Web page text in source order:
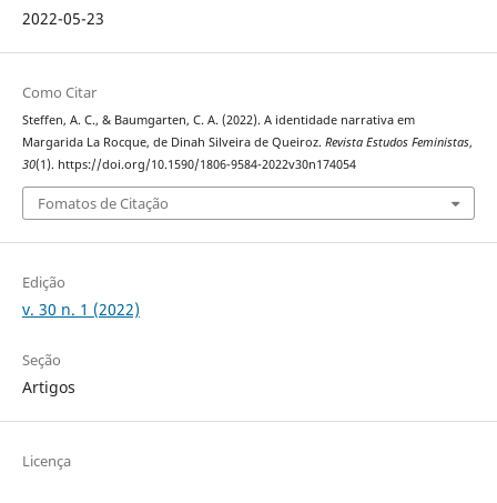
2022-05-23
Como Citar
Steffen, A. C., & Baumgarten, C. A. (2022). A identidade narrativa em
Margarida La Rocque, de Dinah Silveira de Queiroz. Revista Estudos Feministas,
30(1). https://doi.org/10.1590/1806-9584-2022v30n174054
Fomatos de Citação
Edição
v. 30 n. 1 (2022)
Seção
Artigos
Licença